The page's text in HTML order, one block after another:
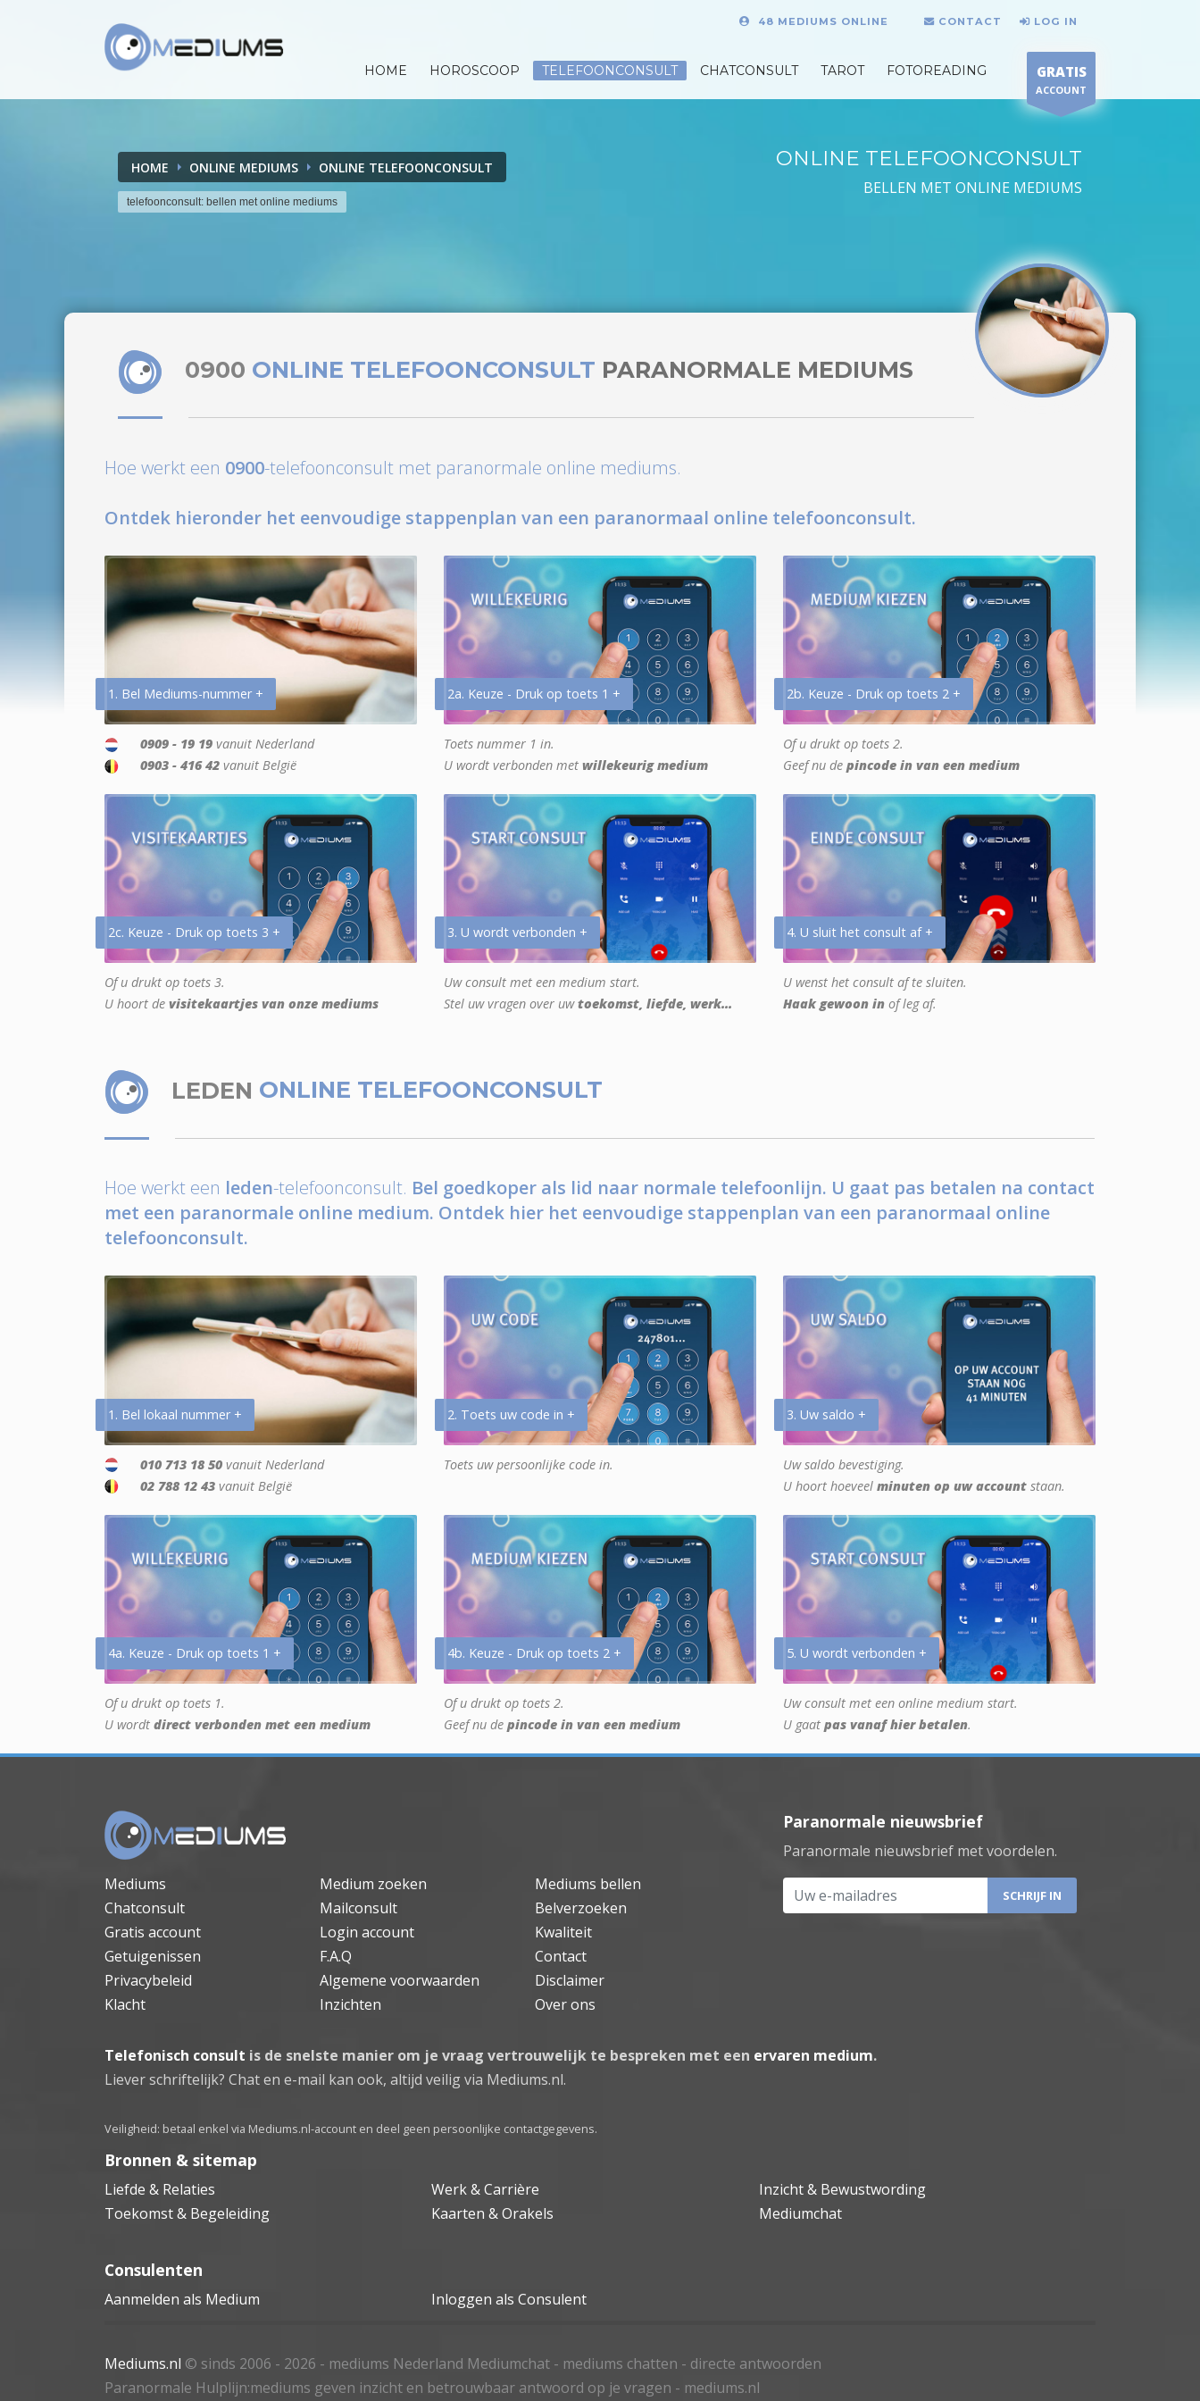
48 MEDIUMS ONLINE CONTACT LOG IN
HOME HOROSCOOP TELEFOONCONSULT CHATCONSULT TAROT FOTOREADING GRATIS
ACCOUNT
HOME ONLINE MEDIUMS ONLINE TELEFOONCONSULT
telefoonconsult: bellen met online mediums
ONLINE TELEFOONCONSULT
BELLEN MET ONLINE MEDIUMS
0900 ONLINE TELEFOONCONSULT PARANORMALE MEDIUMS
Hoe werkt een 0900-telefoonconsult met paranormale online mediums.
Ontdek hieronder het eenvoudige stappenplan van een paranormaal online telefoonconsult.
1. Bel Mediums-nummer +
0909 - 19 19 vanuit Nederland
0903 - 416 42 vanuit België
2a. Keuze - Druk op toets 1 +
Toets nummer 1 in.
U wordt verbonden met willekeurig medium
2b. Keuze - Druk op toets 2 +
Of u drukt op toets 2.
Geef nu de pincode in van een medium
2c. Keuze - Druk op toets 3 +
Of u drukt op toets 3.
U hoort de visitekaartjes van onze mediums
3. U wordt verbonden +
Uw consult met een medium start.
Stel uw vragen over uwtoekomst, liefde, werk...
4. U sluit het consult af +
U wenst het consult af te sluiten.
Haak gewoon in of leg af.
LEDEN ONLINE TELEFOONCONSULT
Hoe werkt een leden-telefoonconsult. Bel goedkoper als lid naar normale telefoonlijn. U gaat pas betalen na contact
met een paranormale online medium. Ontdek hier het eenvoudige stappenplan van een paranormaal online
telefoonconsult.
1. Bel lokaal nummer +
010 713 18 50 vanuit Nederland
02 788 12 43 vanuit België
2. Toets uw code in +
Toets uw persoonlijke code in.
3. Uw saldo +
Uw saldo bevestiging.
U hoort hoeveel minuten op uw account staan.
4a. Keuze - Druk op toets 1 +
Of u drukt op toets 1.
U wordt direct verbonden met een medium
4b. Keuze - Druk op toets 2 +
Of u drukt op toets 2.
Geef nu de pincode in van een medium
5. U wordt verbonden +
Uw consult met een online medium start.
U gaat pas vanaf hier betalen.
Mediums Medium zoeken
Mediums bellen
Chatconsult
Mailconsult
Belverzoeken
Gratis account
Login account
Kwaliteit
Getuigenissen
F.A.Q
Contact
Privacybeleid
Algemene voorwaarden
Disclaimer
Klacht
Inzichten Over ons
Paranormale nieuwsbrief
Paranormale nieuwsbrief met voordelen.
Uw e-mailadres
Telefonisch consult is de snelste manier om je vraag vertrouwelijk te bespreken met een ervaren medium.
Liever schriftelijk? Chat en e-mail kan ook, altijd veilig via Mediums.nl.
Veiligheid: betaal enkel via Mediums.nl-account en deel geen persoonlijke contactgegevens.
Bronnen & sitemap
Liefde & Relaties Werk & Carrière
Inzicht & Bewustwording
Toekomst & Begeleiding
Kaarten & Orakels Mediumchat
Consulenten
Aanmelden als Medium Inloggen als Consulent
Mediums.nl © sinds 2006 - 2026 - mediums Nederland Mediumchat - mediums chatten - directe antwoorden
Paranormale Hulplijn:mediums geven inzicht en betrouwbaar antwoord op je vragen - mediums.nl